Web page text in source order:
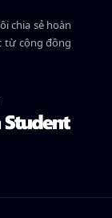
chia sẻ hoàn
từ cộng đồng